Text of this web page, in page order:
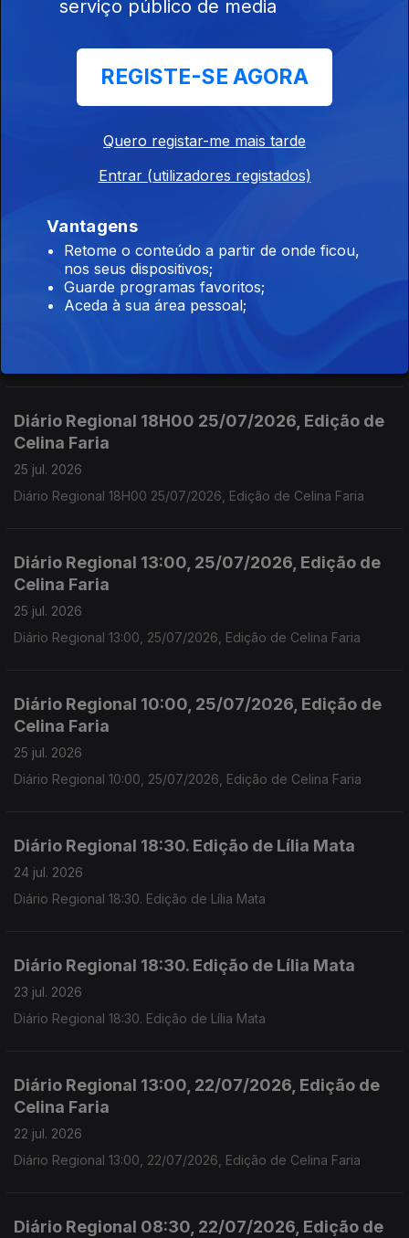
Celina Faria
Diário Regional 18:00, 26/07/2026, Edição de Celina Faria
Diário Regional 13H00 26/07/2026, Edição de
Diário Regional 10H00 26/07/2026, Edição de
Celina Faria
Diário Regional 18H00 25/07/2026, Edição de
Celina Faria
25 jul. 2026
Diário Regional 18H00 25/07/2026, Edição de Celina Faria
Diário Regional 13:00, 25/07/2026, Edição de
Celina Faria
25 jul. 2026
Diário Regional 13:00, 25/07/2026, Edição de Celina Faria
Diário Regional 10:00, 25/07/2026, Edição de
Celina Faria
25 jul. 2026
Diário Regional 10:00, 25/07/2026, Edição de Celina Faria
Diário Regional 18:30. Edição de Lília Mata
24 jul. 2026
Diário Regional 18:30. Edição de Lília Mata
Diário Regional 18:30. Edição de Lília Mata
23 jul. 2026
Diário Regional 18:30. Edição de Lília Mata
Diário Regional 13:00, 22/07/2026, Edição de
Celina Faria
22 jul. 2026
Diário Regional 13:00, 22/07/2026, Edição de Celina Faria
Diário Regional 08:30, 22/07/2026, Edição de
serviço público de media
REGISTE-SE AGORA
Quero registar-me mais tarde
Entrar (utilizadores registados)
Vantagens
Retome o conteúdo a partir de onde ficou,
nos seus dispositivos;
Guarde programas favoritos;
Aceda à sua área pessoal;